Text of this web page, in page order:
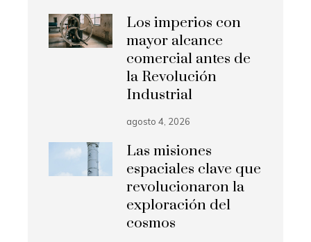
Los imperios con
mayor alcance
comercial antes de
la Revolución
Industrial
agosto 4, 2026
Las misiones
espaciales clave que
revolucionaron la
exploración del
cosmos